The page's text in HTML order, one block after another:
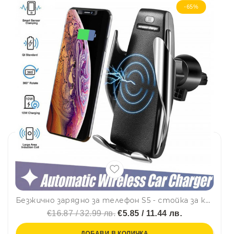
-65%
Безжично зарядно за телефон S5 - стойка за колата: зареждайте телефона навсякъде по всяко време за отицателно време, 10W, BFO
€16.87 / 32.99 лв. €5.85 / 11.44 лв.